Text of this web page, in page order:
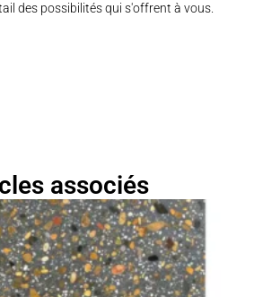
des possibilités qui s'offrent à vous.
associés